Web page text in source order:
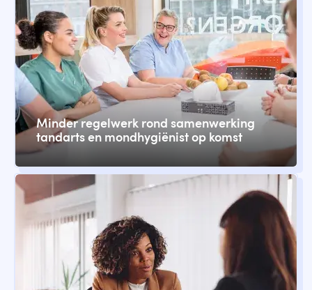
Minder regelwerk rond samenwerking
tandarts en mondhygiënist op komst